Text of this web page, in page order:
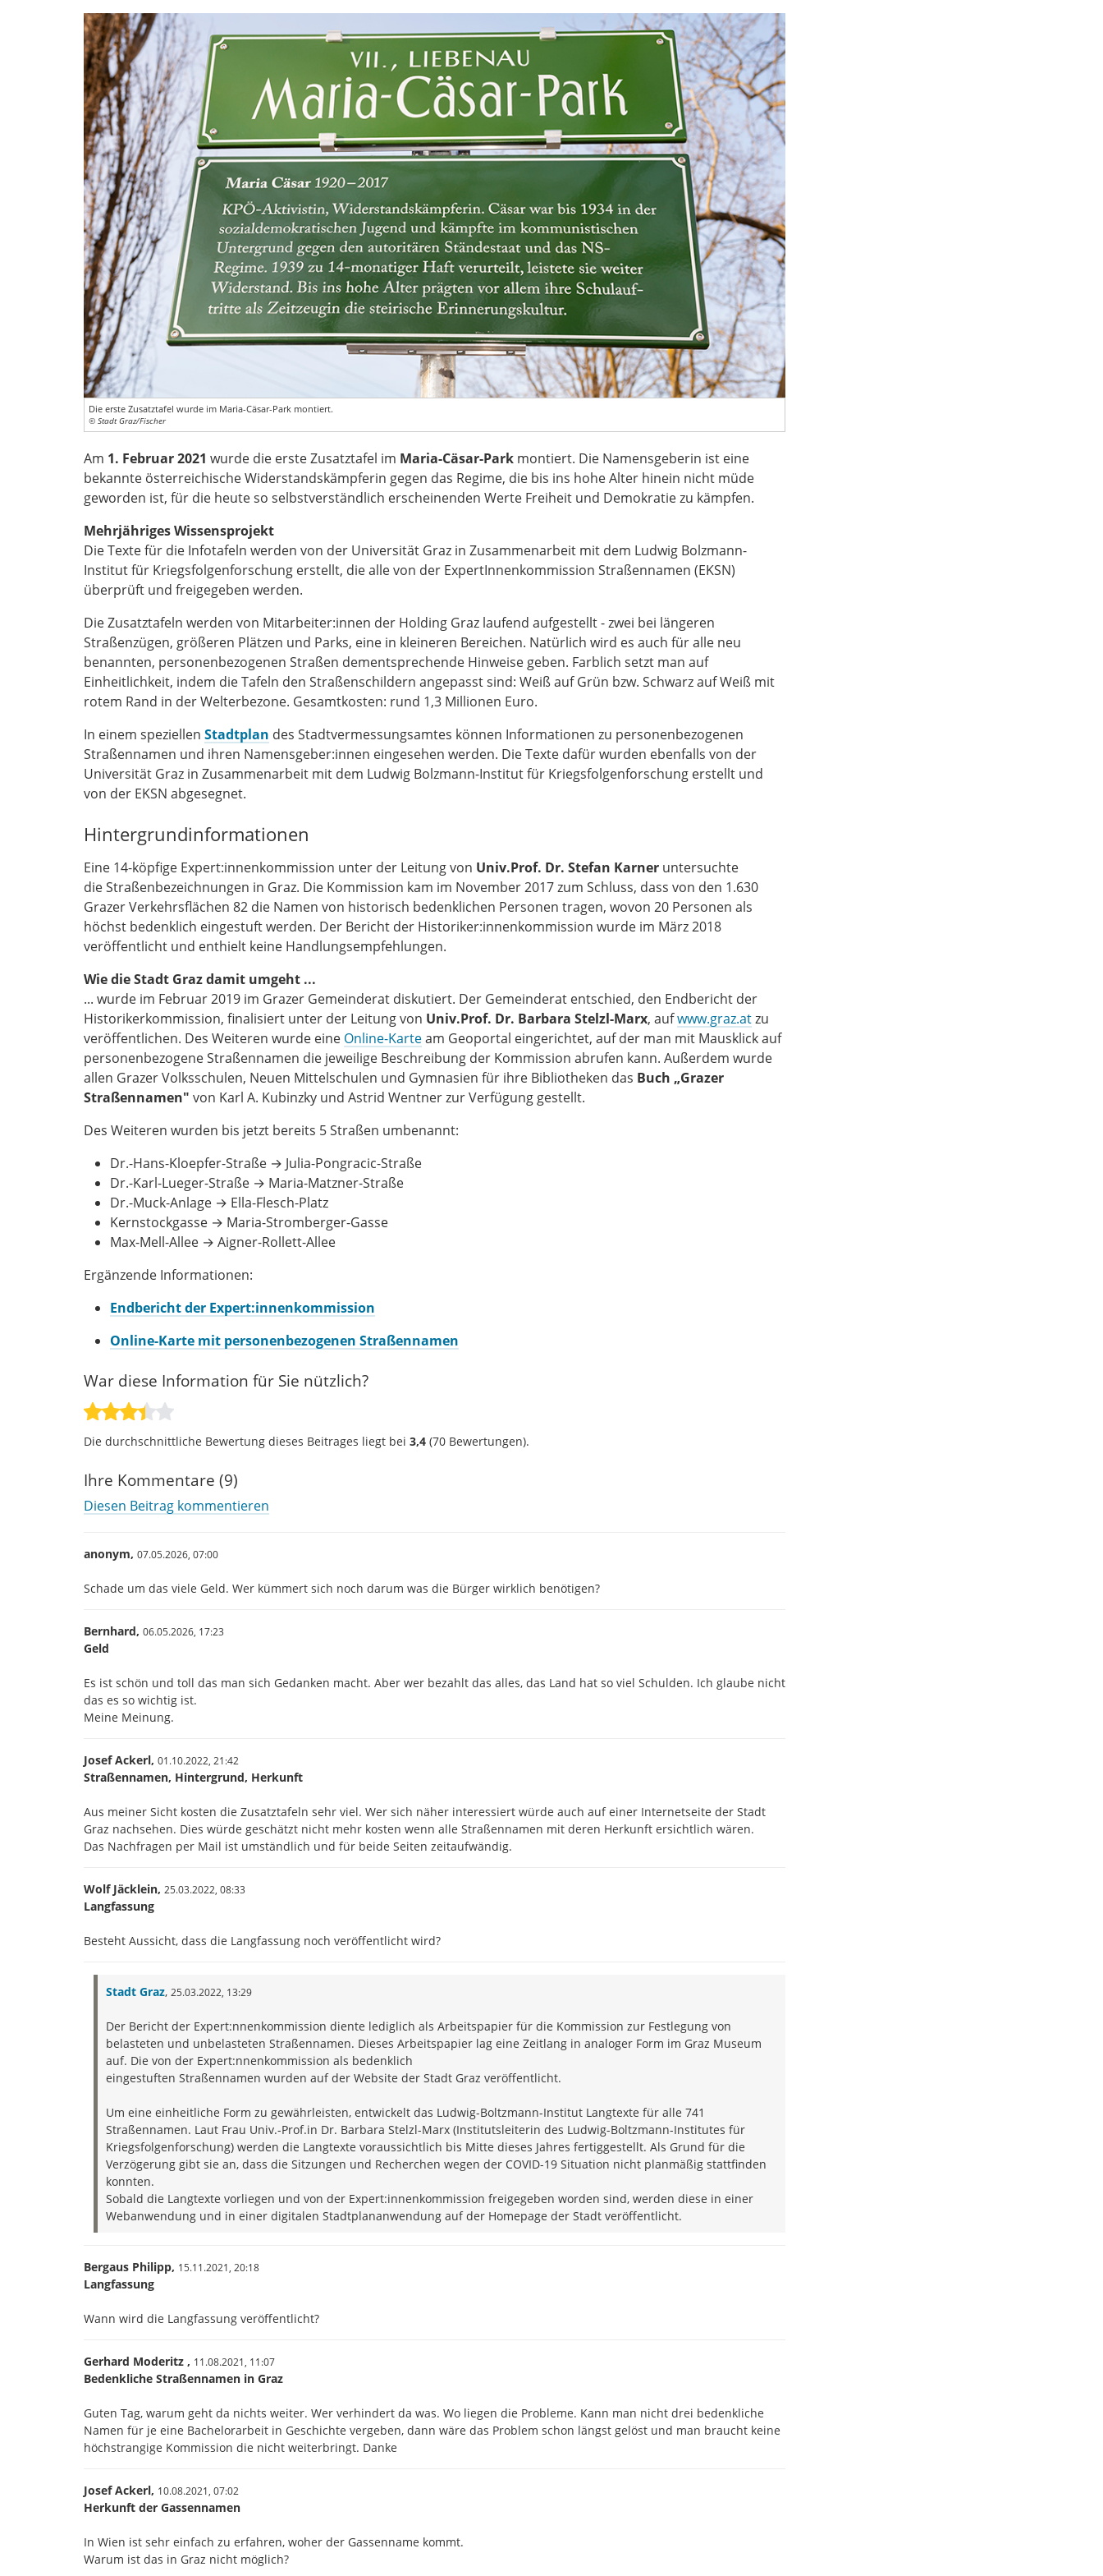
Die erste Zusatztafel wurde im Maria-Cäsar-Park montiert.
© Stadt Graz/Fischer
Am 1. Februar 2021 wurde die erste Zusatztafel im Maria-Cäsar-Park montiert. Die Namensgeberin ist eine
bekannte österreichische Widerstandskämpferin gegen das Regime, die bis ins hohe Alter hinein nicht müde
geworden ist, für die heute so selbstverständlich erscheinenden Werte Freiheit und Demokratie zu kämpfen.
Mehrjähriges Wissensprojekt
Die Texte für die Infotafeln werden von der Universität Graz in Zusammenarbeit mit dem Ludwig Bolzmann-
Institut für Kriegsfolgenforschung erstellt, die alle von der ExpertInnenkommission Straßennamen (EKSN)
überprüft und freigegeben werden.
Die Zusatztafeln werden von Mitarbeiter:innen der Holding Graz laufend aufgestellt - zwei bei längeren
Straßenzügen, größeren Plätzen und Parks, eine in kleineren Bereichen. Natürlich wird es auch für alle neu
benannten, personenbezogenen Straßen dementsprechende Hinweise geben. Farblich setzt man auf
Einheitlichkeit, indem die Tafeln den Straßenschildern angepasst sind: Weiß auf Grün bzw. Schwarz auf Weiß mit
rotem Rand in der Welterbezone. Gesamtkosten: rund 1,3 Millionen Euro.
In einem speziellen Stadtplan des Stadtvermessungsamtes können Informationen zu personenbezogenen
Straßennamen und ihren Namensgeber:innen eingesehen werden. Die Texte dafür wurden ebenfalls von der
Universität Graz in Zusammenarbeit mit dem Ludwig Bolzmann-Institut für Kriegsfolgenforschung erstellt und
von der EKSN abgesegnet.
Hintergrundinformationen
Eine 14-köpfige Expert:innenkommission unter der Leitung von Univ.Prof. Dr. Stefan Karner untersuchte
die Straßenbezeichnungen in Graz. Die Kommission kam im November 2017 zum Schluss, dass von den 1.630
Grazer Verkehrsflächen 82 die Namen von historisch bedenklichen Personen tragen, wovon 20 Personen als
höchst bedenklich eingestuft werden. Der Bericht der Historiker:innenkommission wurde im März 2018
veröffentlicht und enthielt keine Handlungsempfehlungen.
Wie die Stadt Graz damit umgeht ...
... wurde im Februar 2019 im Grazer Gemeinderat diskutiert. Der Gemeinderat entschied, den Endbericht der
Historikerkommission, finalisiert unter der Leitung von Univ.Prof. Dr. Barbara Stelzl-Marx, aufwww.graz.atzu
veröffentlichen. Des Weiteren wurde eine Online-Karteam Geoportal eingerichtet, auf der man mit Mausklick auf
personenbezogene Straßennamen die jeweilige Beschreibung der Kommission abrufen kann. Außerdem wurde
allen Grazer Volksschulen, Neuen Mittelschulen und Gymnasien für ihre Bibliotheken das Buch „Grazer
Straßennamen" von Karl A. Kubinzky und Astrid Wentner zur Verfügung gestellt.
Des Weiteren wurden bis jetzt bereits 5 Straßen umbenannt:
Dr.-Hans-Kloepfer-Straße → Julia-Pongracic-Straße
Dr.-Karl-Lueger-Straße → Maria-Matzner-Straße
Dr.-Muck-Anlage → Ella-Flesch-Platz
Kernstockgasse → Maria-Stromberger-Gasse
Max-Mell-Allee → Aigner-Rollett-Allee
Ergänzende Informationen:
Endbericht der Expert:innenkommission
Online-Karte mit personenbezogenen Straßennamen
War diese Information für Sie nützlich?
Die durchschnittliche Bewertung dieses Beitrages liegt bei 3,4 (70 Bewertungen).
Ihre Kommentare (9)
Diesen Beitrag kommentieren
anonym, 07.05.2026, 07:00
Schade um das viele Geld. Wer kümmert sich noch darum was die Bürger wirklich benötigen?
Bernhard, 06.05.2026, 17:23
Geld
Es ist schön und toll das man sich Gedanken macht. Aber wer bezahlt das alles, das Land hat so viel Schulden. Ich glaube nicht
das es so wichtig ist.
Meine Meinung.
Josef Ackerl, 01.10.2022, 21:42
Straßennamen, Hintergrund, Herkunft
Aus meiner Sicht kosten die Zusatztafeln sehr viel. Wer sich näher interessiert würde auch auf einer Internetseite der Stadt
Graz nachsehen. Dies würde geschätzt nicht mehr kosten wenn alle Straßennamen mit deren Herkunft ersichtlich wären.
Das Nachfragen per Mail ist umständlich und für beide Seiten zeitaufwändig.
Wolf Jäcklein, 25.03.2022, 08:33
Langfassung
Besteht Aussicht, dass die Langfassung noch veröffentlicht wird?
Stadt Graz, 25.03.2022, 13:29
Der Bericht der Expert:nnenkommission diente lediglich als Arbeitspapier für die Kommission zur Festlegung von
belasteten und unbelasteten Straßennamen. Dieses Arbeitspapier lag eine Zeitlang in analoger Form im Graz Museum
auf. Die von der Expert:nnenkommission als bedenklich
eingestuften Straßennamen wurden auf der Website der Stadt Graz veröffentlicht.
Um eine einheitliche Form zu gewährleisten, entwickelt das Ludwig-Boltzmann-Institut Langtexte für alle 741
Straßennamen. Laut Frau Univ.-Prof.in Dr. Barbara Stelzl-Marx (Institutsleiterin des Ludwig-Boltzmann-Institutes für
Kriegsfolgenforschung) werden die Langtexte voraussichtlich bis Mitte dieses Jahres fertiggestellt. Als Grund für die
Verzögerung gibt sie an, dass die Sitzungen und Recherchen wegen der COVID-19 Situation nicht planmäßig stattfinden
konnten.
Sobald die Langtexte vorliegen und von der Expert:innenkommission freigegeben worden sind, werden diese in einer
Webanwendung und in einer digitalen Stadtplananwendung auf der Homepage der Stadt veröffentlicht.
Bergaus Philipp, 15.11.2021, 20:18
Langfassung
Wann wird die Langfassung veröffentlicht?
Gerhard Moderitz , 11.08.2021, 11:07
Bedenkliche Straßennamen in Graz
Guten Tag, warum geht da nichts weiter. Wer verhindert da was. Wo liegen die Probleme. Kann man nicht drei bedenkliche
Namen für je eine Bachelorarbeit in Geschichte vergeben, dann wäre das Problem schon längst gelöst und man braucht keine
höchstrangige Kommission die nicht weiterbringt. Danke
Josef Ackerl, 10.08.2021, 07:02
Herkunft der Gassennamen
In Wien ist sehr einfach zu erfahren, woher der Gassenname kommt.
Warum ist das in Graz nicht möglich?